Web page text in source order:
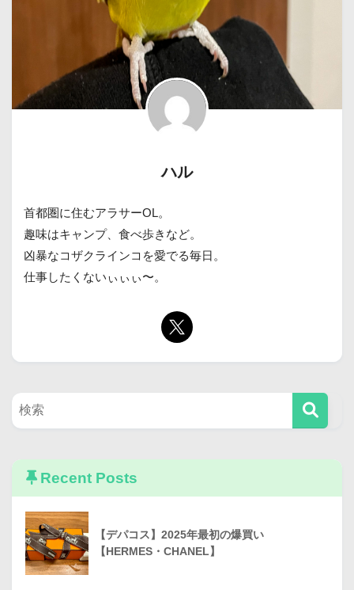
ハル
首都圏に住むアラサーOL。
趣味はキャンプ、食べ歩きなど。
凶暴なコザクラインコを愛でる毎日。
仕事したくないぃぃぃ〜。
Recent Posts
【デパコス】2025年最初の爆買い
【HERMES・CHANEL】